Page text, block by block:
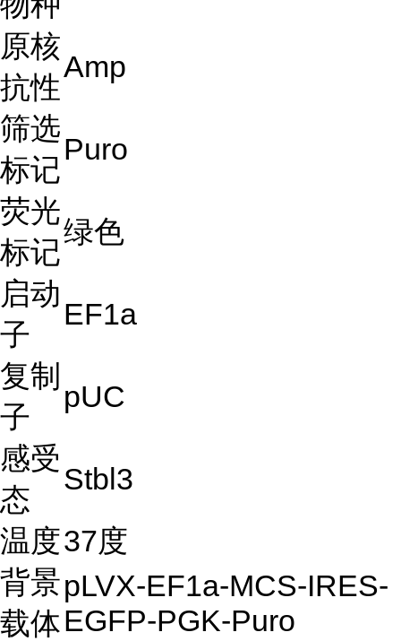
原核
抗性
Amp
筛选
标记
Puro
荧光
标记
绿色
启动
子
EF1a
复制
子
pUC
感受
态
Stbl3
温度37度
背景
载体
pLVX-EF1a-MCS-IRES-
EGFP-PGK-Puro